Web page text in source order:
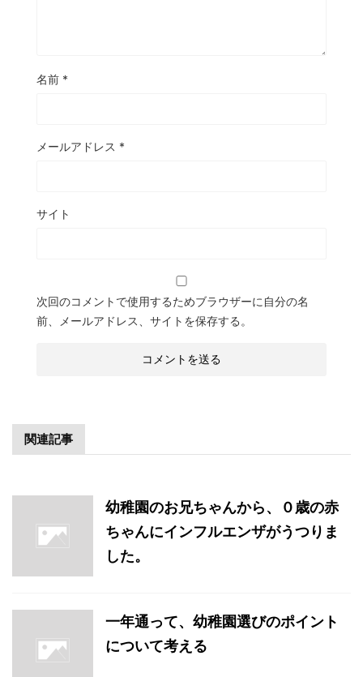
名前 *
メールアドレス *
サイト
次回のコメントで使用するためブラウザーに自分の名
前、メールアドレス、サイトを保存する。
関連記事
幼稚園のお兄ちゃんから、０歳の赤
ちゃんにインフルエンザがうつりま
した。
一年通って、幼稚園選びのポイント
について考える